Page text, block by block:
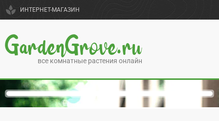
spa ИНТЕРНЕТ-МАГАЗИН
GardenGrove.ru
все комнатные растения онлайн